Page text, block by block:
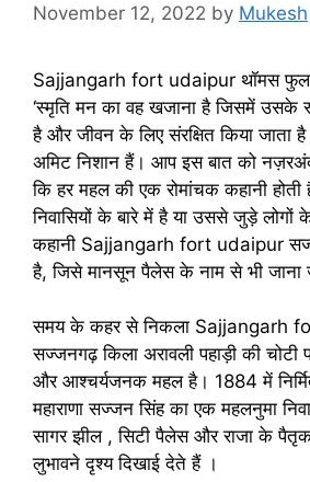
November 12, 2022 by Mukesh
Sajjangarh fort udaipur थॉमस
‘स्मृति मन का वह खजाना है जिसमें उसके
है और जीवन के लिए संरक्षित किया जाता
अमिट निशान हैं। आप इस बात को
कि हर महल की एक रोमांचक कहानी
निवासियों के बारे में है या उससे जुड़े लोगों
कहानी Sajjangarh fort udaipur
है, जिसे मानसून पैलेस के नाम से भी जाना
समय के कहर से निकला Sajjangarh
सज्जनगढ़ किला अरावली पहाड़ी की चोटी
और आश्चर्यजनक महल है। 1884 में
महाराणा सज्जन सिंह का एक महलनुमा
सागर झील , सिटी पैलेस और राजा के
लुभावने दृश्य दिखाई देते हैं ।